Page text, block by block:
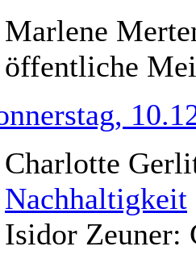
Marlene
öffentliche
Charlotte
Nachhaltigkeit
Isidor Zeuner: